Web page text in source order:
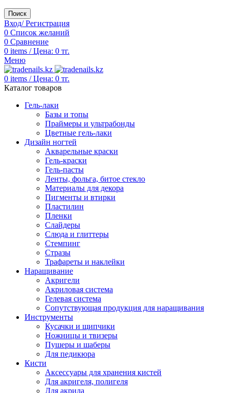
Поиск
Вход/ Регистрация
0 Список желаний
0 Сравнение
0 items / Цена: 0 тг.
Меню
0 items / Цена: 0 тг.
Каталог товаров
Гель-лаки
Базы и топы
Праймеры и ультрабонды
Цветные гель-лаки
Дизайн ногтей
Акварельные краски
Гель-краски
Гель-пасты
Ленты, фольга, битое стекло
Материалы для декора
Пигменты и втирки
Пластилин
Пленки
Слайдеры
Слюда и глиттеры
Стемпинг
Стразы
Трафареты и наклейки
Наращивание
Акригели
Акриловая система
Гелевая система
Сопутствующая продукция для наращивания
Инструменты
Кусачки и щипчики
Ножницы и твизеры
Пушеры и шаберы
Для педикюра
Кисти
Аксессуары для хранения кистей
Для акригеля, полигеля
Для акрила